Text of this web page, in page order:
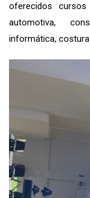
oferecidos
automotiva,
informática,